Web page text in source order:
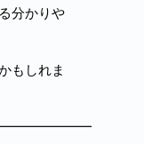
分かりや
もしれま